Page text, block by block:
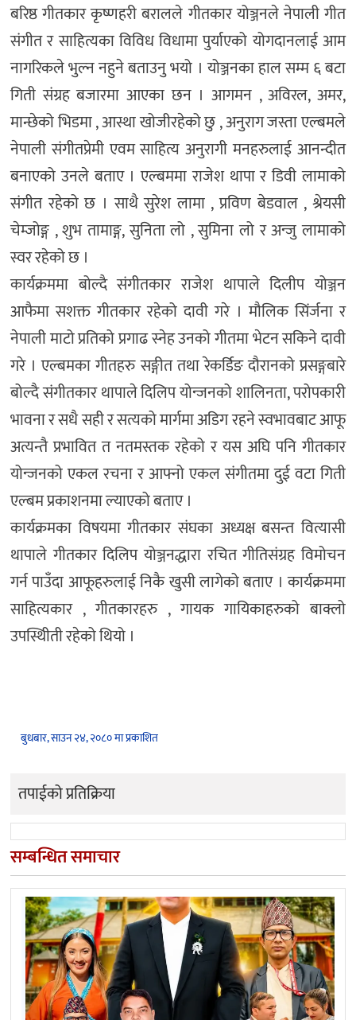
बरिष्ठ गीतकार कृष्णहरी बरालले गीतकार योञ्जनले नेपाली गीत
संगीत र साहित्यका विविध विधामा पुर्याएको योगदानलाई आम
नागरिकले भुल्न नहुने बताउनु भयो । योञ्जनका हाल सम्म ६ बटा
गिती संग्रह बजारमा आएका छन । आगमन , अविरल, अमर,
मान्छेको भिडमा , आस्था खोजीरहेको छु , अनुराग जस्ता एल्बमले
नेपाली संगीतप्रेमी एवम साहित्य अनुरागी मनहरुलाई आनन्दीत
बनाएको उनले बताए । एल्बममा राजेश थापा र डिवी लामाको
संगीत रहेको छ । साथै सुरेश लामा , प्रविण बेडवाल , श्रेयसी
चेम्जोङ्ग , शुभ तामाङ्ग, सुनिता लो , सुमिना लो र अन्जु लामाको
स्वर रहेको छ ।
कार्यक्रममा बोल्दै संगीतकार राजेश थापाले दिलीप योञ्जन
आफैमा सशक्त गीतकार रहेको दावी गरे । मौलिक सिंर्जना र
नेपाली माटो प्रतिको प्रगाढ स्नेह उनको गीतमा भेटन सकिने दावी
गरे । एल्बमका गीतहरु सङ्गीत तथा रेकर्डिङ दौरानको प्रसङ्गबारे
बोल्दै संगीतकार थापाले दिलिप योन्जनको शालिनता, परोपकारी
भावना र सधै सही र सत्यको मार्गमा अडिग रहने स्वभावबाट आफू
अत्यन्तै प्रभावित त नतमस्तक रहेको र यस अघि पनि गीतकार
योन्जनको एकल रचना र आफ्नो एकल संगीतमा दुई वटा गिती
एल्बम प्रकाशनमा ल्याएको बताए ।
कार्यक्रमका विषयमा गीतकार संघका अध्यक्ष बसन्त वित्यासी
थापाले गीतकार दिलिप योञ्जनद्धारा रचित गीतिसंग्रह विमोचन
गर्न पाउँदा आफूहरुलाई निकै खुसी लागेको बताए । कार्यक्रममा
साहित्यकार , गीतकारहरु , गायक गायिकाहरुको बाक्लो
उपस्थिीती रहेको थियो ।
बुधबार, साउन २४, २०८० मा प्रकाशित
तपाईको प्रतिक्रिया
सम्बन्धित समाचार